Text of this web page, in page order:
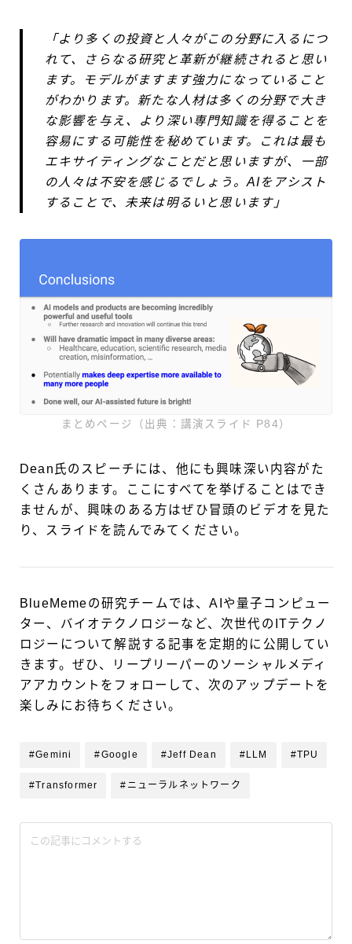
「より多くの投資と人々がこの分野に入るにつ
れて、さらなる研究と革新が継続されると思い
ます。モデルがますます強力になっていること
がわかります。新たな人材は多くの分野で大き
な影響を与え、より深い専門知識を得ることを
容易にする可能性を秘めています。これは最も
エキサイティングなことだと思いますが、一部
の人々は不安を感じるでしょう。AIをアシスト
することで、未来は明るいと思います」
まとめページ（出典：講演スライド P84）
Dean氏のスピーチには、他にも興味深い内容がた
くさんあります。ここにすべてを挙げることはでき
ませんが、興味のある方はぜひ冒頭のビデオを見た
り、スライドを読んでみてください。
BlueMemeの研究チームでは、AIや量子コンピュー
ター、バイオテクノロジーなど、次世代のITテクノ
ロジーについて解説する記事を定期的に公開してい
きます。ぜひ、リープリーパーのソーシャルメディ
アアカウントをフォローして、次のアップデートを
楽しみにお待ちください。
#Gemini #Google #Jeff Dean #LLM #TPU
#Transformer #ニューラルネットワーク